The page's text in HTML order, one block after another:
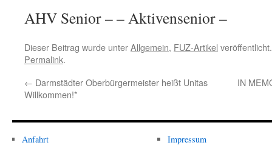
AHV Senior – – Aktivensenior –
Dieser Beitrag wurde unterAllgemein, FUZ-Artikel
Permalink.
← Darmstädter Oberbürgermeister heißt Unitas
Willkommen!*
IN
Anfahrt Impressum